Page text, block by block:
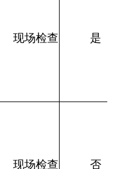
现场检查 是
现场检查
否